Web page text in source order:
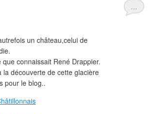
…
un château,celui de
connaissait René Drappier.
découverte de cette glacière
pour le blog..